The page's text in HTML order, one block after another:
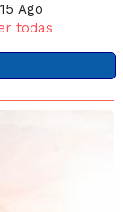
15 Ago
todas